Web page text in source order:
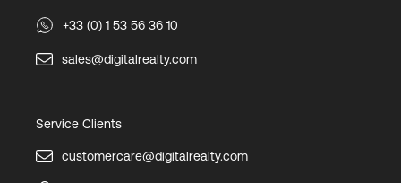
+33 (0) 1 53 56 36 10
sales@digitalrealty.com
Service Clients
customercare@digitalrealty.com